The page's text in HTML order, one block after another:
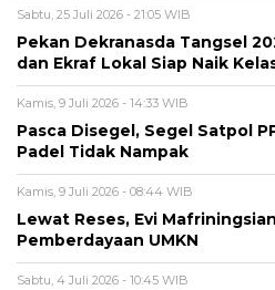
Sabtu, 25 Juli 2026 - 21:05 WIB
Pekan Dekranasda Tangsel
dan Ekraf Lokal Siap Naik
Kamis, 9 Juli 2026 - 14:33 WIB
Pasca Disegel, Segel Satpol
Padel Tidak Nampak
Kamis, 9 Juli 2026 - 08:44 WIB
Lewat Reses, Evi
Pemberdayaan UMKN
Sabtu, 4 Juli 2026 - 10:45 WIB